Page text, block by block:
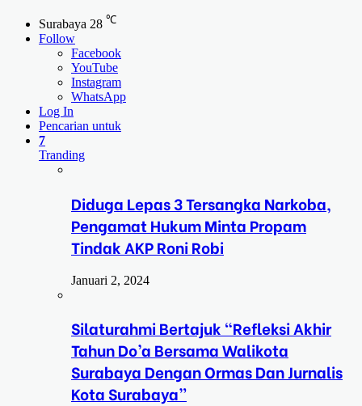
Surabaya 28 ℃
Follow
Facebook
YouTube
Instagram
WhatsApp
Log In
Pencarian untuk
7
Tranding
Diduga Lepas 3 Tersangka Narkoba,
Pengamat Hukum Minta Propam
Tindak AKP Roni Robi
Januari 2, 2024
Silaturahmi Bertajuk “Refleksi Akhir
Tahun Do’a Bersama Walikota
Surabaya Dengan Ormas Dan Jurnalis
Kota Surabaya”